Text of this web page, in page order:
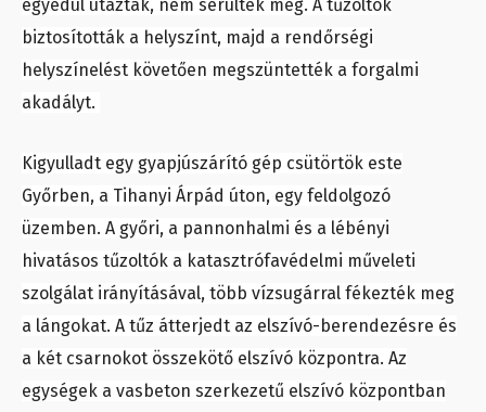
egyedül utaztak, nem sérültek meg. A tűzoltók
biztosították a helyszínt, majd a rendőrségi
helyszínelést követően megszüntették a forgalmi
akadályt.
Kigyulladt egy gyapjúszárító gép csütörtök este
Győrben, a Tihanyi Árpád úton, egy feldolgozó
üzemben. A győri, a pannonhalmi és a lébényi
hivatásos tűzoltók a katasztrófavédelmi műveleti
szolgálat irányításával, több vízsugárral fékezték meg
a lángokat. A tűz átterjedt az elszívó-berendezésre és
a két csarnokot összekötő elszívó központra. Az
egységek a vasbeton szerkezetű elszívó központban